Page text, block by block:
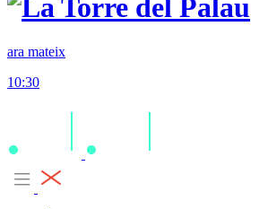
ara mateix
10:30